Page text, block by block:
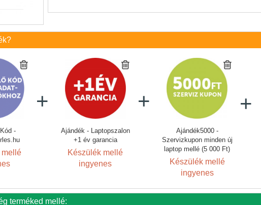
-
mellé
Ajándék - Laptopszalon
+1 év garancia
Készülék mellé
ingyenes
Ajándék5000 -
Szervizkupon minden új
laptop mellé (5 000 Ft)
Készülék mellé
ingyenes
terméked mellé: